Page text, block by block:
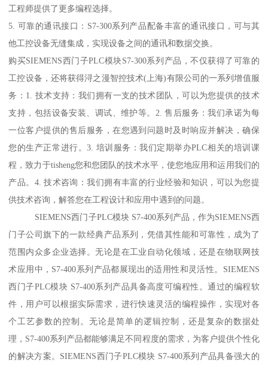
工程师提供了更多编程选择。
5. 可靠的通讯接口：S7-300系列产品配备丰富的通讯接口，可与其
他工控设备无缝集成，实现设备之间的通讯和数据交换。
购买SIEMENS西门子PLC模块S7-300系列产品，不仅获得了可靠的
工控设备，还将获得浔之漫智控技术(上海)有限公司的一系列增值服
务：1. 技术支持：我们拥有一支的技术团队，可以为您提供的技术
支持，包括设备安装、调试、维护等。2. 售后服务：我们承诺为每
一位客户提供的售后服务，在您遇到问题时及时响应并解决，确保
您的生产正常进行。3. 培训服务：我们定期举办PLC相关的培训课
程，致力于tisheng您和您团队的技术水平，使您地应用和运用我们的
产品。4. 技术咨询：我们拥有丰富的行业经验和知识，可以为您提
供技术咨询，解答您在工程设计和应用中遇到的问题。
SIEMENS西门子PLC模块 S7-400系列产品，作为SIEMENS西
门子公司旗下的一款经典产品系列，凭借其性能和可靠性，成为了
范围内众多企业选择。无论是在工业自动化领域，还是在物联网技
术应用中，S7-400系列产品都展现出的适用性和灵活性。SIEMENS
西门子PLC模块 S7-400系列产品具备高度可编程性。通过的编程软
件，用户可以根据实际需求，进行快速灵活的编程操作，实现对各
个工艺参数的控制。无论是简单的逻辑控制，还是复杂的数据处
理，S7-400系列产品都能够满足不同程度的需求，为客户提供个性化
的解决方案。SIEMENS西门子PLC模块 S7-400系列产品具备强大的